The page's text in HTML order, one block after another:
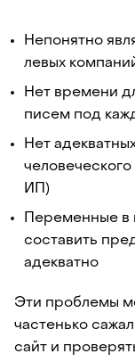
Непонятно
левых
Нет времени
писем под
Нет
ИП)
Переменные
составить
адекватно
Эти проблемы
частенько
сайт и